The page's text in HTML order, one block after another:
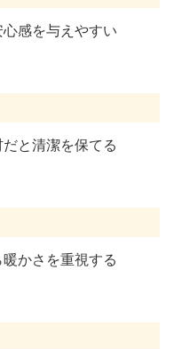
感を与えやすい
と清潔を保てる
かさを重視する